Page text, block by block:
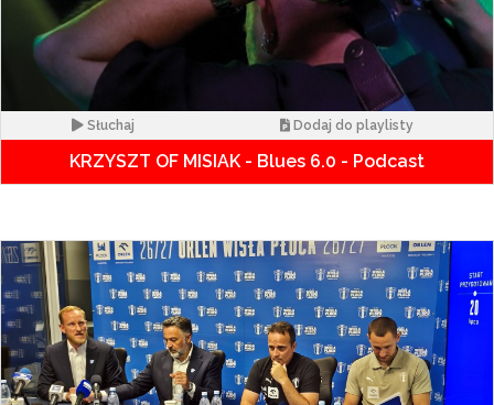
Słuchaj Dodaj do playlisty
KRZYSZT OF MISIAK - Blues 6.0 - Podcast